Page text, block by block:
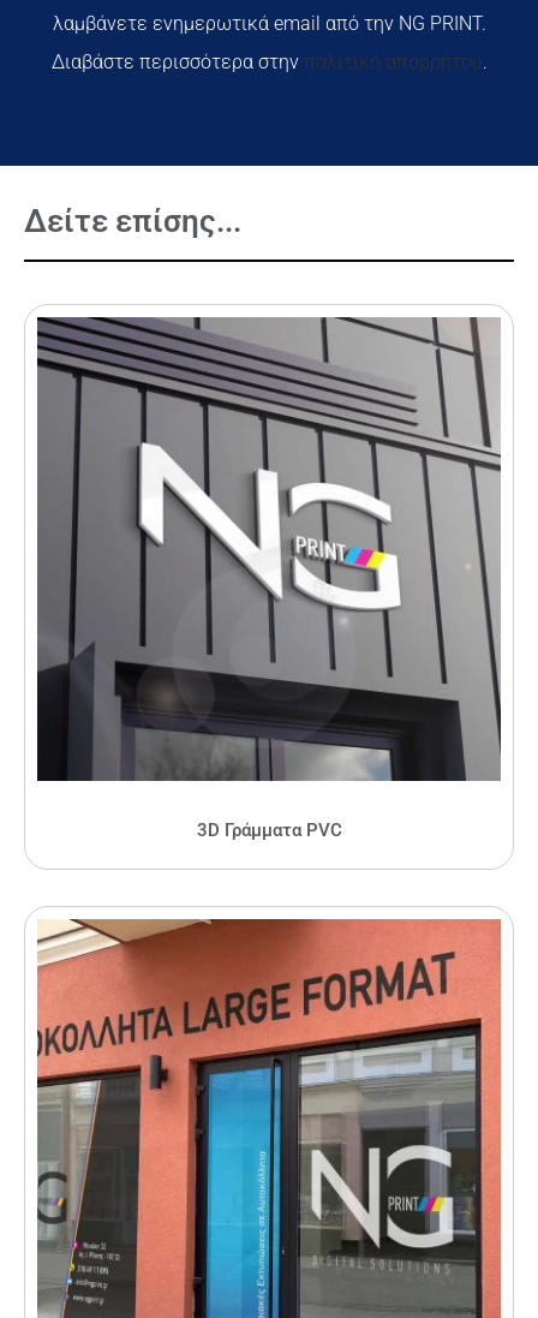
λαμβάνετε ενημερωτικά email από την NG PRINT.
Διαβάστε περισσότερα στην πολιτική απορρήτου.
Δείτε επίσης...
3D Γράμματα PVC